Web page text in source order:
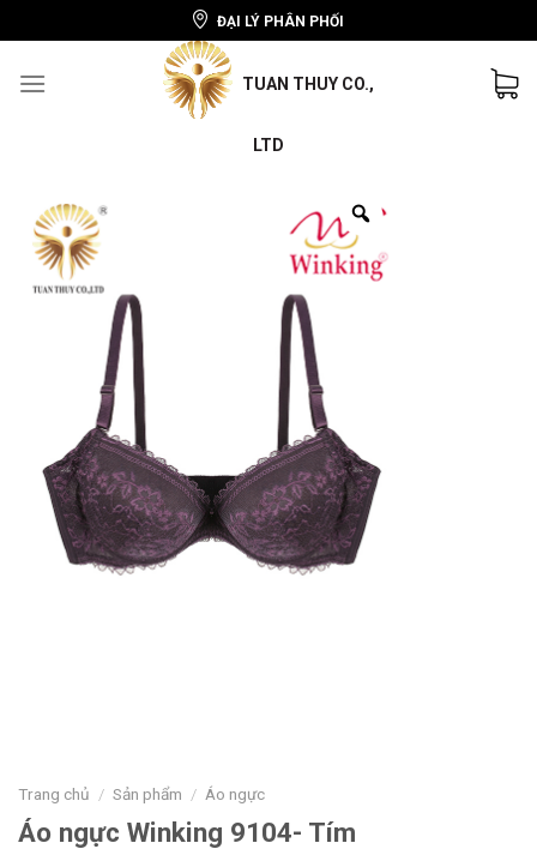
ĐẠI LÝ PHÂN PHỐI
Trang chủ / Sản phẩm / Áo ngực
Áo ngực Winking 9104- Tím